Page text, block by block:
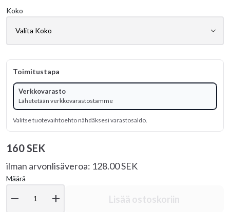
Koko
Toimitustapa
Verkkovarasto
Lähetetään verkkovarastostamme
Valitse tuotevaihtoehto nähdäksesi varastosaldo.
160 SEK
ilman arvonlisäveroa: 128.00 SEK
Määrä
remove add Lisää ostoskoriin